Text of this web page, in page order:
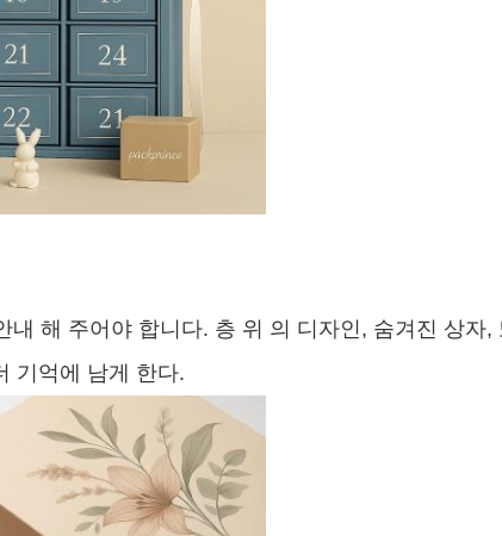
해 주어야 합니다. 층 위 의 디자인, 숨겨진 상자
기억에 남게 한다.